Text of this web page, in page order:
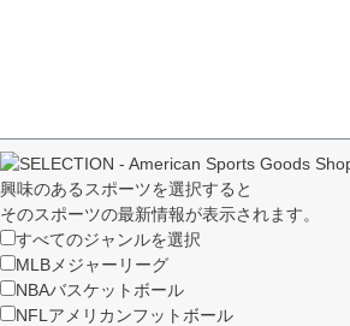
興味のあるスポーツを選択すると
そのスポーツの最新情報が表示されます。
すべてのジャンルを選択
MLB メジャーリーグ
NBAバスケットボール
NFL アメリカンフットボール